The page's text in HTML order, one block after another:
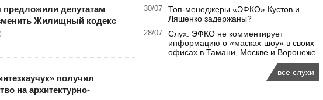
депутатам
Жилищный кодекс
получил
на архитектурно-
30/07
Топ-менеджеры «ЭФКО» Кустов и
Ляшенко задержаны?
28/07
Слух: ЭФКО не комментирует
информацию о «масках-шоу» в своих
офисах в Тамани, Москве и Воронеже
все слухи